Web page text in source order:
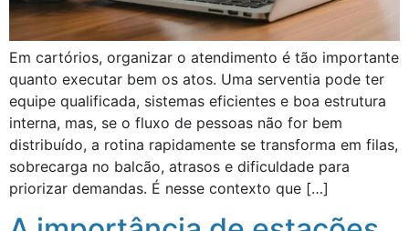
Em cartórios, organizar o atendimento é tão importante
quanto executar bem os atos. Uma serventia pode ter
equipe qualificada, sistemas eficientes e boa estrutura
interna, mas, se o fluxo de pessoas não for bem
distribuído, a rotina rapidamente se transforma em filas,
sobrecarga no balcão, atrasos e dificuldade para
priorizar demandas. É nesse contexto que […]